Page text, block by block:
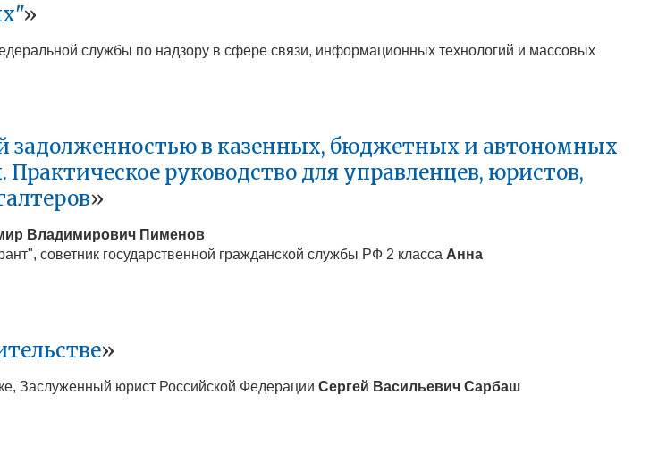
»
службы по надзору в сфере связи, информационных технологий и массовых
задолженностью в казенных, бюджетных и автономных
руководство для управленцев, юристов,
»
Владимирович Пименов
советник государственной гражданской службы РФ 2 класса Анна
»
Заслуженный юрист Российской Федерации Сергей Васильевич Сарбаш